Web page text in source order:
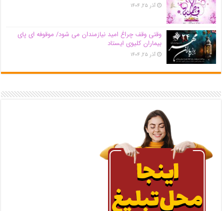
آذر ۲۵, ۱۴۰۴
وقتی وقف چراغ امید نیازمندان می شود/ موقوفه ای پای
بیماران کلیوی ایستاد
آذر ۲۵, ۱۴۰۴